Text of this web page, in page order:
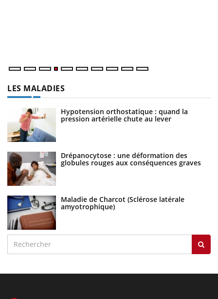
LES MALADIES
Hypotension orthostatique : quand la
pression artérielle chute au lever
Drépanocytose : une déformation des
globules rouges aux conséquences graves
Maladie de Charcot (Sclérose latérale
amyotrophique)